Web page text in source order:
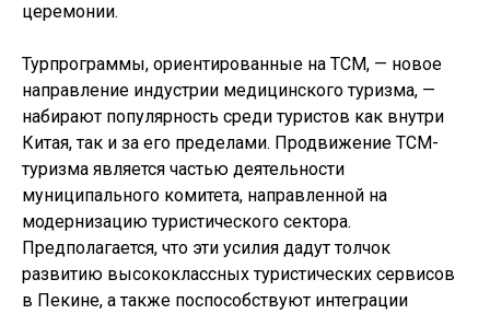
церемонии.
Турпрограммы, ориентированные на ТСМ, — новое
направление индустрии медицинского туризма, —
набирают популярность среди туристов как внутри
Китая, так и за его пределами. Продвижение ТСМ-
туризма является частью деятельности
муниципального комитета, направленной на
модернизацию туристического сектора.
Предполагается, что эти усилия дадут толчок
развитию высококлассных туристических сервисов
в Пекине, а также поспособствуют интеграции